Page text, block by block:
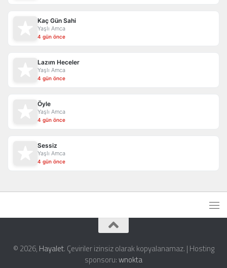
Kaç Gün Sahi
Yaşlı Amca
4 gün önce
Lazım Heceler
Yaşlı Amca
4 gün önce
Öyle
Yaşlı Amca
4 gün önce
Sessiz
Yaşlı Amca
4 gün önce
© 2026, Hayalet. Çeviriler izinsiz olarak kopyalanamaz. | Hosting
sponsoru:wnokta